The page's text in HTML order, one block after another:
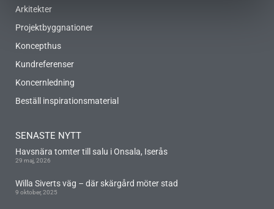
SENASTE NYTT
Havsnära tomter till salu i Onsala, Iserås
29 maj, 2026
Willa Siverts väg – där skärgård möter stad
9 oktober, 2025
Arkitekter
Projektbyggnationer
Koncepthus
Kundreferenser
Koncernledning
Beställ inspirationsmaterial